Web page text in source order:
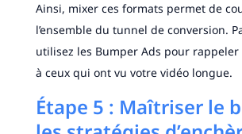
Ainsi, mixer ces formats permet de
l’ensemble du tunnel de conversion.
utilisez les Bumper Ads pour rappeler
à ceux qui ont vu votre vidéo longue.
Étape 5 : Maîtriser le